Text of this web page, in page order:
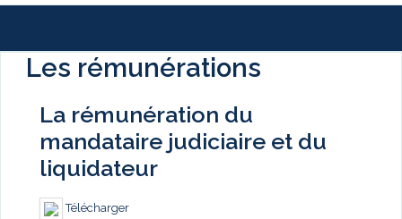
Les rémunérations
La rémunération du
mandataire judiciaire et du
liquidateur
Télécharger